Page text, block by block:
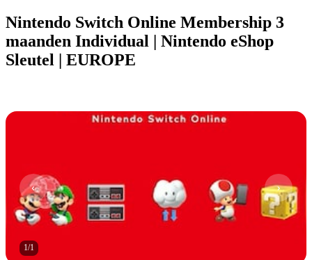
Nintendo Switch Online Membership 3
maanden Individual | Nintendo eShop
Sleutel | EUROPE
1/1